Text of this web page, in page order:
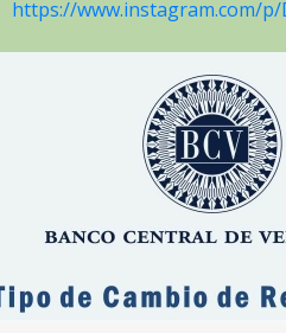
https://www.instagram.com/p/